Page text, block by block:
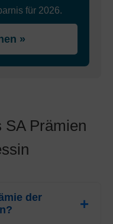
für 2026.
»
SA Prämien
der